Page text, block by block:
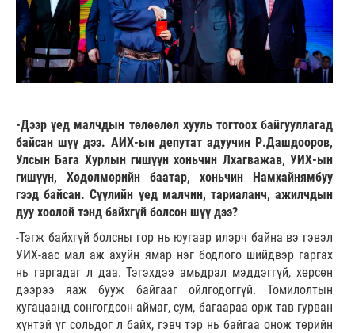
-Дээр үед малчдын төлөөлөл хууль тогтоох байгууллагад
байсан шүү дээ. АИХ-ын депутат адуучин Р.Дашдооров,
Улсын Бага Хурлын гишүүн хоньчин Лхагважав, УИХ-ын
гишүүн, Хөдөлмөрийн баатар, хоньчин Намхайнямбуу
гээд байсан. Сүүлийн үед малчин, тариаланч, ажилчдын
дуу хоолой тэнд байхгүй болсон шүү дээ?
-Тэгж байхгүй болсны гор нь юугаар илэрч байна вэ гэвэл
УИХ-аас мал аж ахуйн ямар нэг бодлого шийдвэр гаргах
нь гаргадаг л даа. Тэгэхдээ амьдрал мэддэггүй, хөрсөн
дээрээ яаж бууж байгааг ойлгодоггүй. Томилолтын
хугацаанд сонгогдсон аймаг, сум, багаараа орж тав гурван
хүнтэй үг сольдог л байх, гэвч тэр нь байгаа онож төрийн